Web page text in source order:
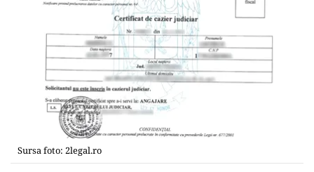
Sursa foto: 2legal.ro